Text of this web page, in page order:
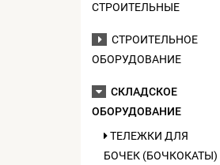
СТРОИТЕЛЬНЫЕ
СТРОИТЕЛЬНОЕ
ОБОРУДОВАНИЕ
СКЛАДСКОЕ
ОБОРУДОВАНИЕ
ТЕЛЕЖКИ ДЛЯ
БОЧЕК (БОЧКОКАТЫ)